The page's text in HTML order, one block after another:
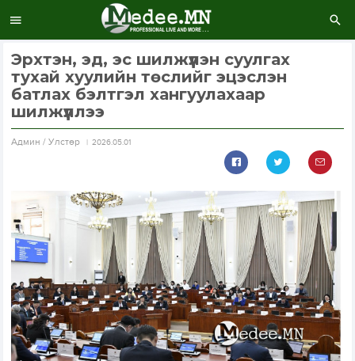
Эрхтэн, эд, эс шилжүүлэн суулгах
тухай хуулийн төслийг эцэслэн
батлах бэлтгэл хангуулахаар
шилжүүллээ
Aдмин / Улстөр 2026.05.01